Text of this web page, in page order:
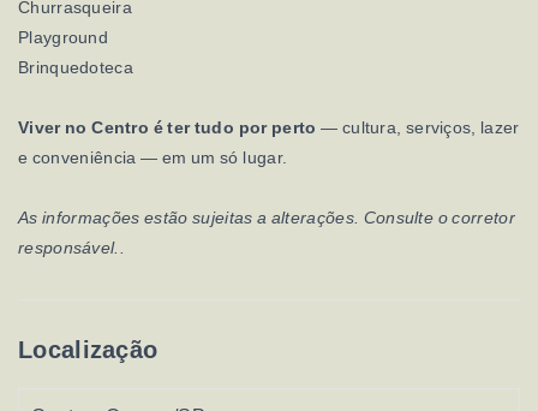
Churrasqueira
Playground
Brinquedoteca
Viver no Centro é ter tudo por perto — cultura, serviços, lazer
e conveniência — em um só lugar.
As informações estão sujeitas a alterações. Consulte o corretor
responsável..
Localização